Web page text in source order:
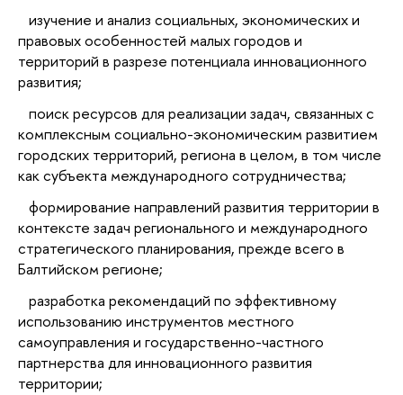
изучение и анализ социальных, экономических и
правовых особенностей малых городов и
территорий в разрезе потенциала инновационного
развития;
поиск ресурсов для реализации задач, связанных с
комплексным социально-экономическим развитием
городских территорий, региона в целом, в том числе
как субъекта международного сотрудничества;
формирование направлений развития территории в
контексте задач регионального и международного
стратегического планирования, прежде всего в
Балтийском регионе;
разработка рекомендаций по эффективному
использованию инструментов местного
самоуправления и государственно-частного
партнерства для инновационного развития
территории;